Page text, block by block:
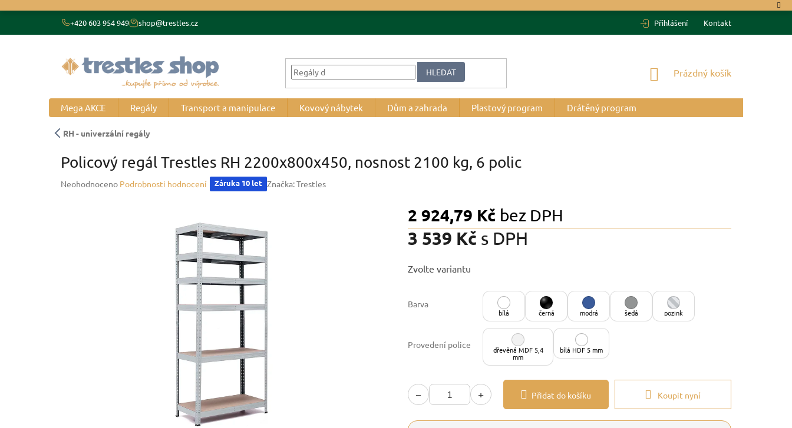
+420 603 954 949 shop@trestles.cz Přihlášení Kontakt
HLEDAT
NÁKUPNÍ
Prázdný košík
Mega AKCE Regály Transport a manipulace Kovový nábytek Dům a zahrada Plastový program Drátěný program
RH - univerzální regály
Policový regál Trestles RH 2200x800x450, nosnost 2100 kg, 6 polic
Průměrné
Neohodnoceno Podrobnosti hodnocení Záruka 10 let Značka:Trestles
2 924,79 Kč bez DPH
3 539 Kč s DPH
cena:
Zvolte variantu
Barva
bílá černá modrá šedá pozink
Provedení police dřevěná MDF 5,4
mm
bílá HDF 5 mm
− + Přidat do košíku Koupit nyní